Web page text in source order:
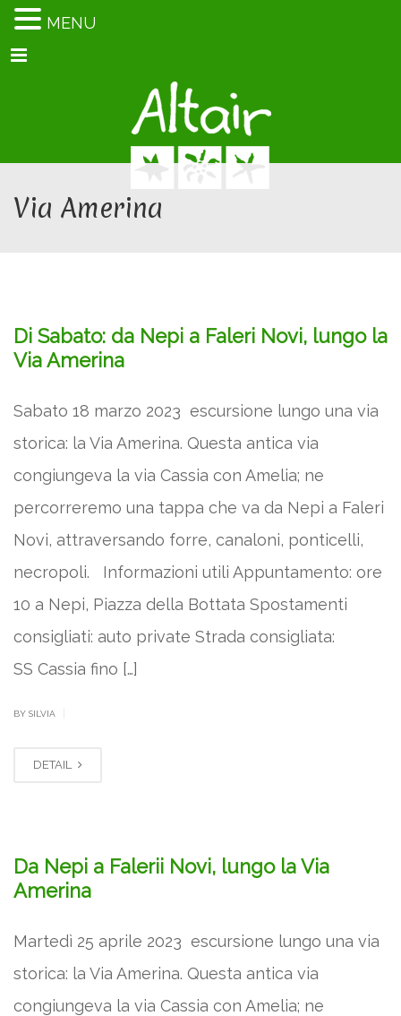
Menu
Via Amerina
Di Sabato: da Nepi a Faleri Novi, lungo la
Via Amerina
Sabato 18 marzo 2023 escursione lungo una via
storica: la Via Amerina. Questa antica via
congiungeva la via Cassia con Amelia; ne
percorreremo una tappa che va da Nepi a Faleri
Novi, attraversando forre, canaloni, ponticelli,
necropoli. Informazioni utili Appuntamento: ore
10 a Nepi, Piazza della Bottata Spostamenti
consigliati: auto private Strada consigliata:
SS Cassia fino […]
BY SILVIA
DETAIL
Da Nepi a Falerii Novi, lungo la Via
Amerina
Martedì 25 aprile 2023 escursione lungo una via
storica: la Via Amerina. Questa antica via
congiungeva la via Cassia con Amelia; ne
MENU